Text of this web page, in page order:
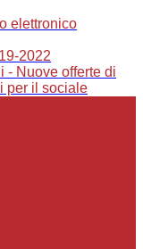
elettronico
2022
- Nuove offerte di
per il sociale